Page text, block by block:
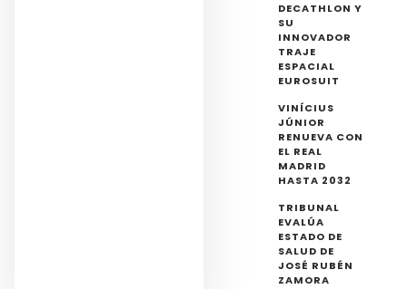
DECATHLON Y
SU
INNOVADOR
TRAJE
ESPACIAL
EUROSUIT
VINÍCIUS
JÚNIOR
RENUEVA CON
EL REAL
MADRID
HASTA 2032
TRIBUNAL
EVALÚA
ESTADO DE
SALUD DE
JOSÉ RUBÉN
ZAMORA